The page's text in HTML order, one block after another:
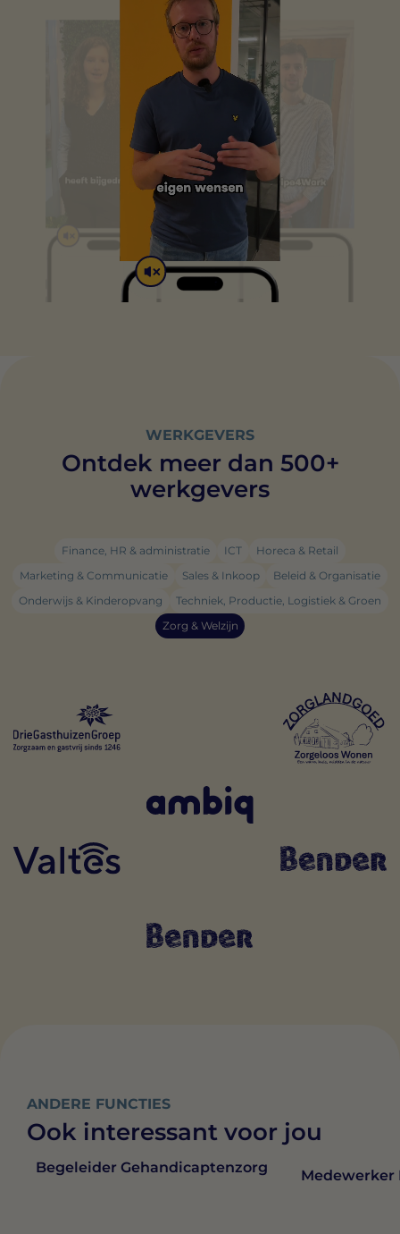
WERKGEVERS
Ontdek meer dan 500+
werkgevers
Finance, HR & administratie ICT
Horeca & Retail
Marketing & Communicatie
Sales & Inkoop
Beleid & Organisatie
Onderwijs & Kinderopvang
Techniek, Productie, Logistiek & Groen
Zorg & Welzijn
ANDERE FUNCTIES
Ook interessant voor jou
Begeleider Gehandicaptenzorg
Medewerker